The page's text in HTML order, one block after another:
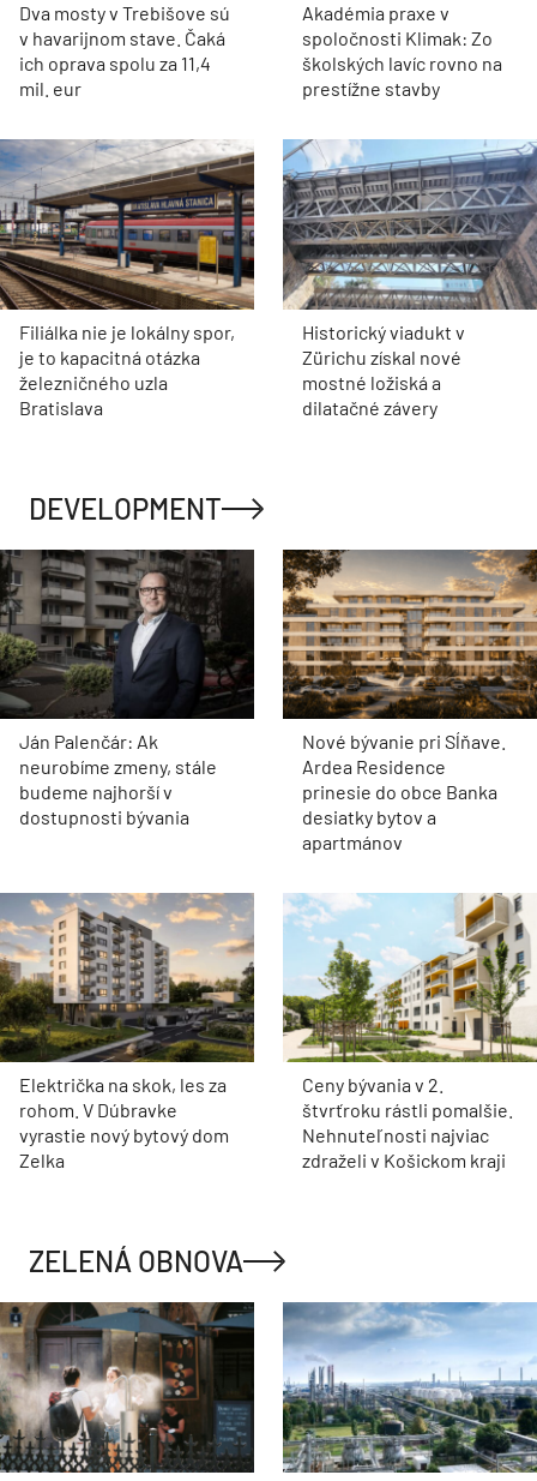
Dva mosty v Trebišove sú
v havarijnom stave. Čaká
ich oprava spolu za 11,4
mil. eur
Akadémia praxe v
spoločnosti Klimak: Zo
školských lavíc rovno na
prestížne stavby
Filiálka nie je lokálny spor,
je to kapacitná otázka
železničného uzla
Bratislava
Historický viadukt v
Zürichu získal nové
mostné ložiská a
dilatačné závery
DEVELOPMENT
Ján Palenčár: Ak
neurobíme zmeny, stále
budeme najhorší v
dostupnosti bývania
Nové bývanie pri Sĺňave.
Ardea Residence
prinesie do obce Banka
desiatky bytov a
apartmánov
Električka na skok, les za
rohom. V Dúbravke
vyrastie nový bytový dom
Zelka
Ceny bývania v 2.
štvrťroku rástli pomalšie.
Nehnuteľnosti najviac
zdraželi v Košickom kraji
ZELENÁ OBNOVA